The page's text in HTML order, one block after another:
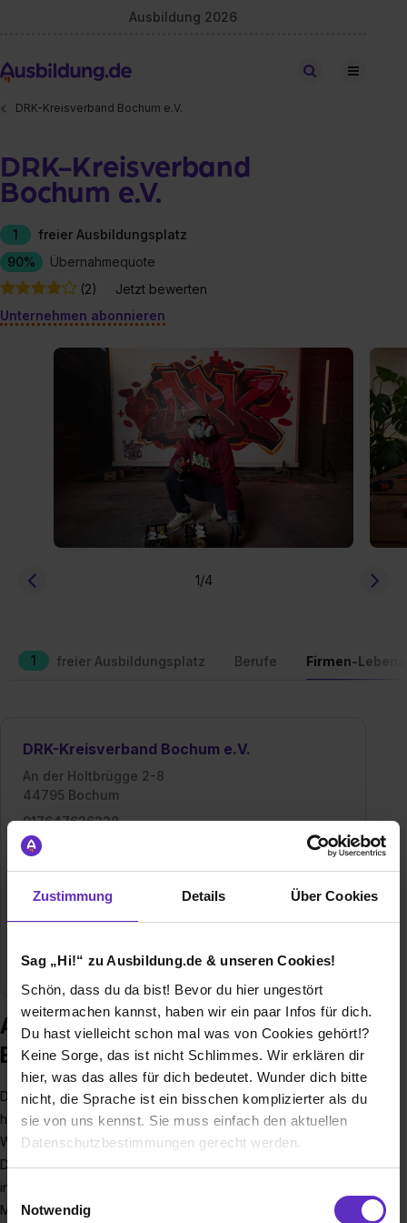
Zustimmung Details Über Cookies
Sag „Hi!“ zu Ausbildung.de & unseren Cookies!
Schön, dass du da bist! Bevor du hier ungestört
weitermachen kannst, haben wir ein paar Infos für dich.
Du hast vielleicht schon mal was von Cookies gehört!?
Keine Sorge, das ist nicht Schlimmes. Wir erklären dir
hier, was das alles für dich bedeutet. Wunder dich bitte
nicht, die Sprache ist ein bisschen komplizierter als du
sie von uns kennst. Sie muss einfach den aktuellen
Datenschutzbestimmungen gerecht werden.
Notwendig
Ausbildung 2026
Stellen finden
DRK-Kreisverband Bochum e.V.
DRK-Kreisverband
Bochum e.V.
1
freier Ausbildungsplatz
90%
Übernahmequote
(2)
Jetzt bewerten
Unternehmen abonnieren
1/4
1 freier Ausbildungsplatz Berufe Firmen-
DRK-Kreisverband Bochum e.V.
An der Holtbrügge 2-8
44795 Bochum
017647626228
E-Mail anzeigen
Mitarbeiter 500-800
Branche Bildung, Soziales, Pflege
Ausbildung bei DRK-Kreisverband
Bochum e.V.
Der DRK-Kreisverband Bochum e.V. setzt sich mit seinen 380
haupt- und 300 ehrenamtlich Beschäftigten sowohl als
Wohltätigkeitsorganisation als auch Anbieter für
Dienstleistungen für alle Menschen in Bochum ein. Das DRK
in Bochum hilft überall dort, wo es um die Erhaltung der
Menschenwürde, die Rettung von Menschenleben und